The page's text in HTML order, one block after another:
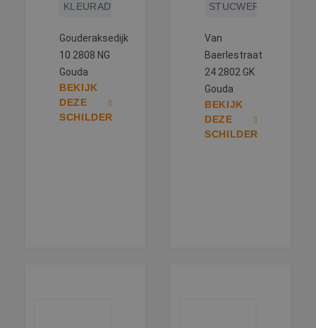
KLEURADVIES
Gouderaksedijk
10 2808 NG
Gouda
BEKIJK
DEZE
SCHILDER
STUCWERK
Van
Baerlestraat
24 2802 GK
Gouda
BEKIJK
DEZE
SCHILDER